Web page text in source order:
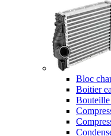
Bloc
Boitier
Bouteille